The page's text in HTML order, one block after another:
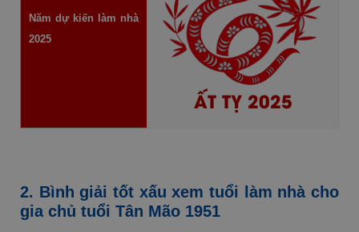
Năm dự kiến làm nhà
2025
ẤT TỴ 2025
2. Bình giải tốt xấu xem tuổi làm nhà cho
gia chủ tuổi Tân Mão 1951